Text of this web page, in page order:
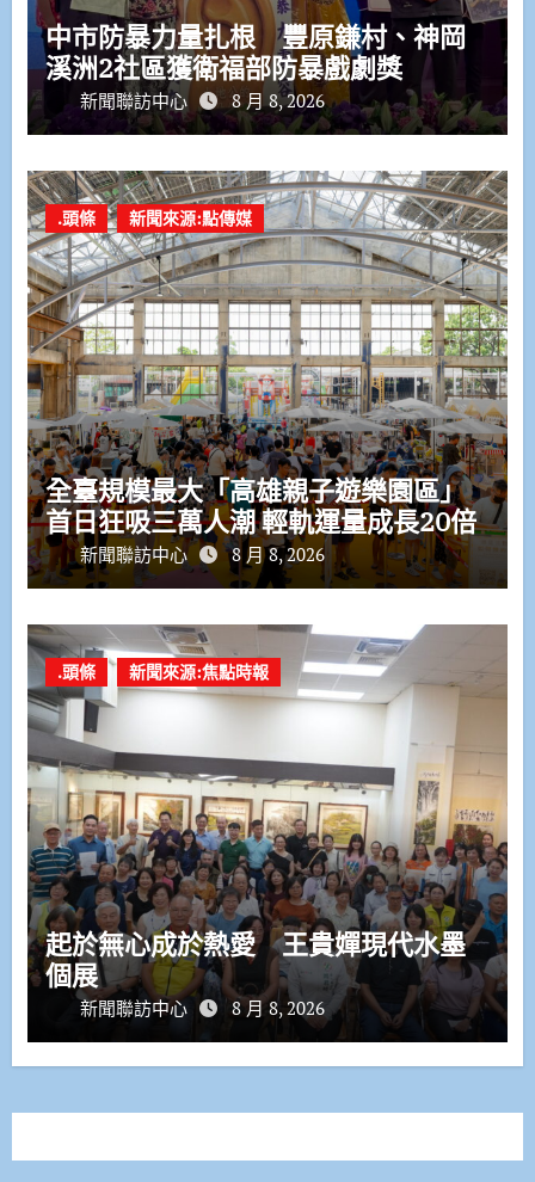
中市防暴力量扎根 豐原鎌村、神岡
溪洲2社區獲衛福部防暴戲劇獎
新聞聯訪中心 8 月 8, 2026
.頭條 新聞來源:點傳媒
全臺規模最大「高雄親子遊樂園區」
首日狂吸三萬人潮 輕軌運量成長20倍
新聞聯訪中心 8 月 8, 2026
.頭條 新聞來源:焦點時報
起於無心成於熱愛 王貴嬋現代水墨
個展
新聞聯訪中心 8 月 8, 2026